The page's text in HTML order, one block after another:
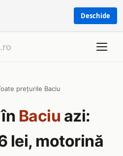
Deschide
prețurile Baciu
în Baciu azi:
lei, motorină